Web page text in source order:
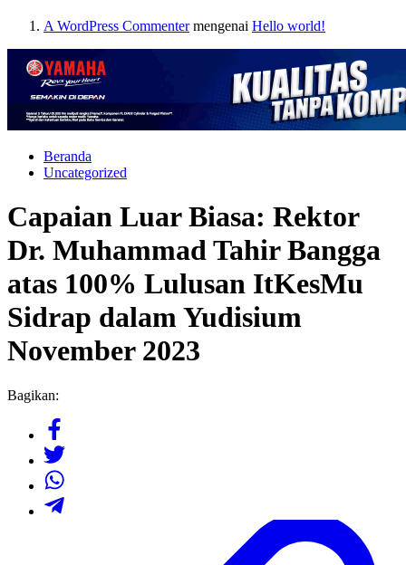
A WordPress Commentermengenai Hello world!
Beranda
Uncategorized
Capaian Luar Biasa: Rektor
Dr. Muhammad Tahir Bangga
atas 100% Lulusan ItKesMu
Sidrap dalam Yudisium
November 2023
Bagikan: